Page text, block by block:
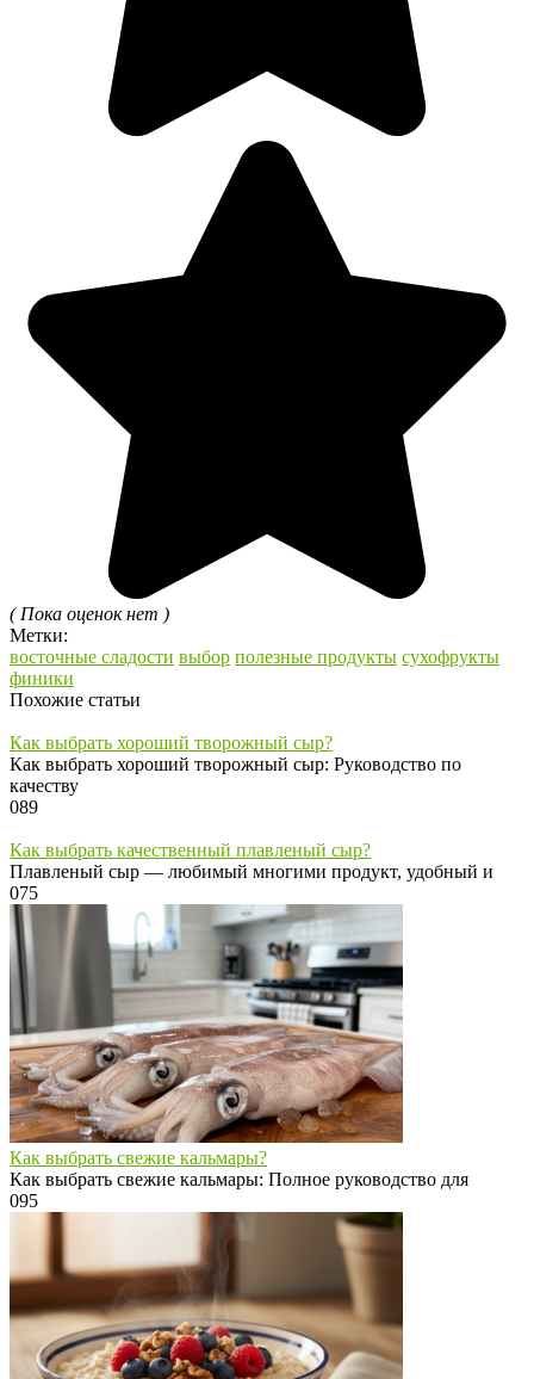
( Пока оценок нет )
Метки:
восточные сладости выбор полезные продукты сухофрукты
финики
Похожие статьи
Как выбрать хороший творожный сыр?
Как выбрать хороший творожный сыр: Руководство по
качеству
089
Как выбрать качественный плавленый сыр?
Плавленый сыр — любимый многими продукт, удобный и
075
Как выбрать свежие кальмары?
Как выбрать свежие кальмары: Полное руководство для
095